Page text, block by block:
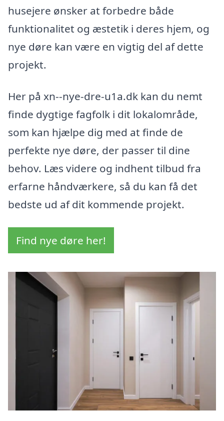
husejere ønsker at forbedre både
funktionalitet og æstetik i deres hjem, og
nye døre kan være en vigtig del af dette
projekt.
Her på xn--nye-dre-u1a.dk kan du nemt
finde dygtige fagfolk i dit lokalområde,
som kan hjælpe dig med at finde de
perfekte nye døre, der passer til dine
behov. Læs videre og indhent tilbud fra
erfarne håndværkere, så du kan få det
bedste ud af dit kommende projekt.
Find nye døre her!